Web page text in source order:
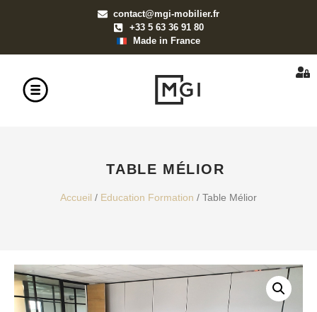
contact@mgi-mobilier.fr
+33 5 63 36 91 80
Made in France
TABLE MÉLIOR
Accueil / Education Formation / Table Mélior